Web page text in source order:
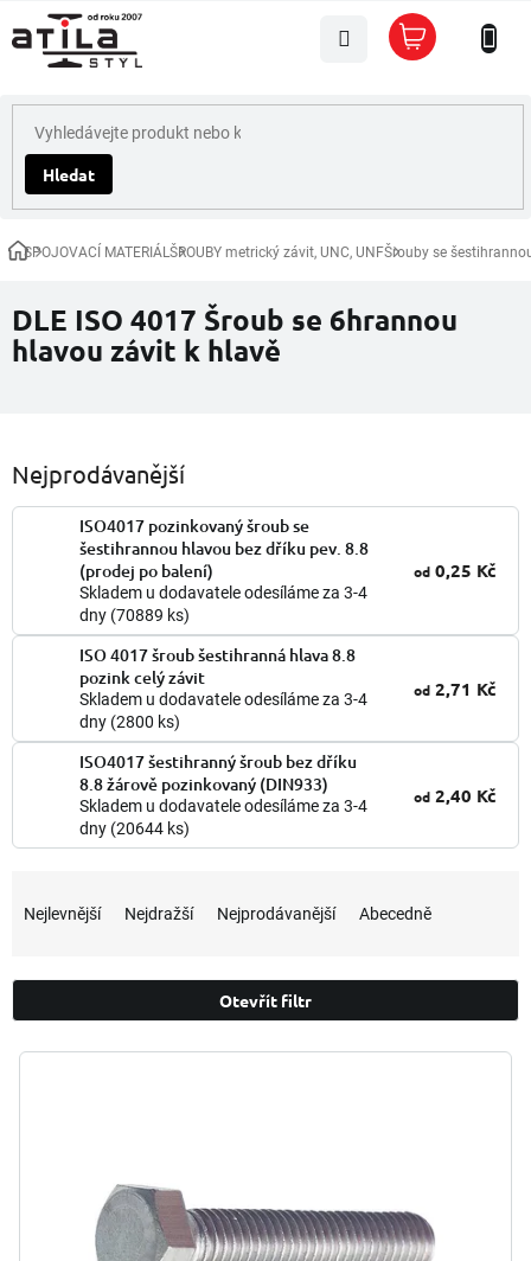
na
obsah
Hledat
Nákupní
košík
DomůSPOJOVACÍ MATERIÁLŠROUBY metrický závit, UNC, UNFŠrouby se
DLE ISO 4017 Šroub se 6hrannou
hlavou závit k hlavě
Nejprodávanější
ISO4017 pozinkovaný šroub se
šestihrannou hlavou bez dříku pev. 8.8
(prodej po balení)
Skladem u dodavatele odesíláme za 3-4
dny (70889 ks)
od 0,25 Kč
ISO 4017 šroub šestihranná hlava 8.8
pozink celý závit
Skladem u dodavatele odesíláme za 3-4
dny (2800 ks)
od 2,71 Kč
ISO4017 šestihranný šroub bez dříku
8.8 žárově pozinkovaný (DIN933)
Skladem u dodavatele odesíláme za 3-4
dny (20644 ks)
od 2,40 Kč
n
í
r
Nejlevnější Nejdražší Nejprodávanější Abecedně
Otevřít filtr
V